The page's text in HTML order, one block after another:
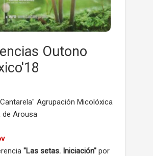
Outono
Agrupación Micolóxica
de Arousa
"Las setas. Iniciación" por